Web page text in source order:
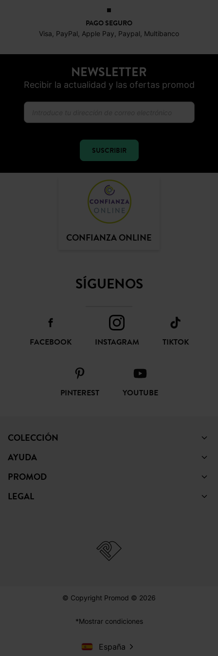
PAGO SEGURO
Visa, PayPal, Apple Pay, Paypal, Multibanco
NEWSLETTER
Recibir la actualidad y las ofertas promod
SUSCRIBIR
CONFIANZA ONLINE
SÍGUENOS
FACEBOOK INSTAGRAM TIKTOK
PINTEREST YOUTUBE
COLECCIÓN
AYUDA
PROMOD
LEGAL
© Copyright Promod © 2026
*Mostrar condiciones
España